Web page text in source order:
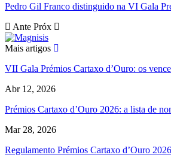
Pedro Gil Franco distinguido na VI Gala
Ante Próx
Mais artigos
VII Gala Prémios Cartaxo d’Ouro: os
Abr 12, 2026
Prémios Cartaxo d’Ouro 2026: a lista de
Mar 28, 2026
Regulamento Prémios Cartaxo d’Ouro 2026